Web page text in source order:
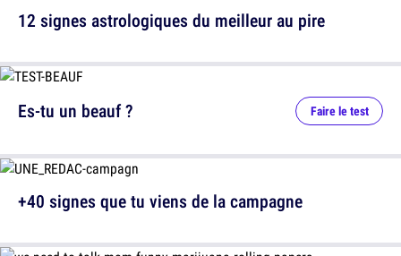
12 signes astrologiques du meilleur au pire
Es-tu un beauf ? Faire le test
+40 signes que tu viens de la campagne